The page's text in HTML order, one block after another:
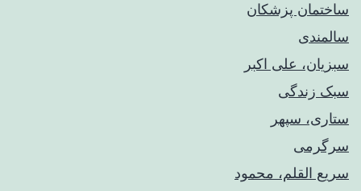
ساختمان پزشکان
سالمندی
سبزیان، علی اکبر
سبک زندگی
ستاری، سپهر
سرگرمی
سریع القلم، محمود